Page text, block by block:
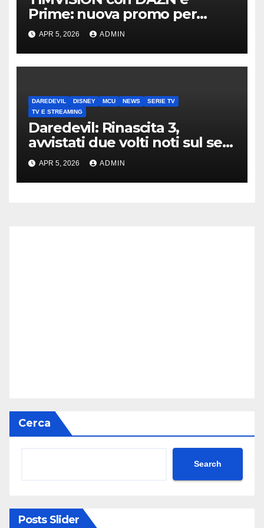
Prime: nuova promo per
clienti TIM
APR 5, 2026 ADMIN
DAREDEVIL DISNEY MCU NEWS
SERIE TV
TV E STREAMING
Daredevil: Rinascita 3,
avvistati due volti noti sul set
di New York
APR 5, 2026 ADMIN
Cerca
Search
Posts Slider